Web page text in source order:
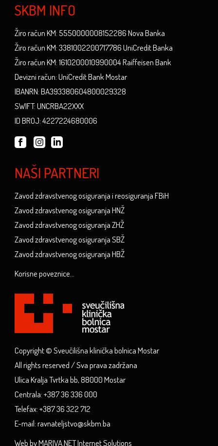
SKBM INFO
Žiro račun KM: 5550000008152286 Nova Banka
Žiro račun KM: 3381002200717786 UniCredit Banka
Žiro račun KM: 1610200010990004 Raiffeisen Bank
Devizni račun: UniCredit Bank Mostar
IBANRN: BA393380604800029328
SWIFT: UNCRBA22XXX
ID BROJ: 4227224680006
NAŠI PARTNERI
Zavod zdravstvenog osiguranja i reosiguranja FBiH
Zavod zdravstvenog osiguranja HNŽ
Zavod zdravstvenog osiguranja ZHŽ
Zavod zdravstvenog osiguranja SBŽ
Zavod zdravstvenog osiguranja HBŽ
Korisne poveznice...
Copyright © Sveučilišna klinička bolnica Mostar
All rights reserved / Sva prava zadržana
Ulica Kralja Tvrtka bb, 88000 Mostar
Centrala: +387 36 336 000
Telefax: +387 36 322 712
E-mail: ravnateljstvo@skbm.ba
Web by MARIVA.NET Internet Solutions